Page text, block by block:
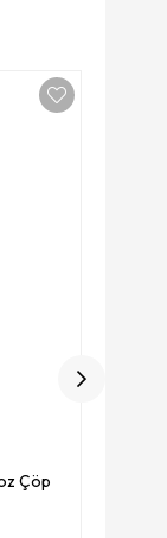
Çöp